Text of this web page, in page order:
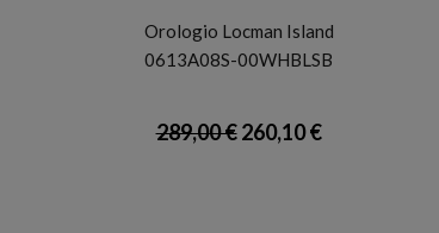
Orologio Locman Island
0613A08S-00WHBLSB
289,00 €260,10 €